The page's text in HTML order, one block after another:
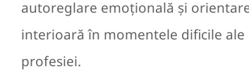
autoreglare emoțională și
interioară în momentele dificile ale
profesiei.